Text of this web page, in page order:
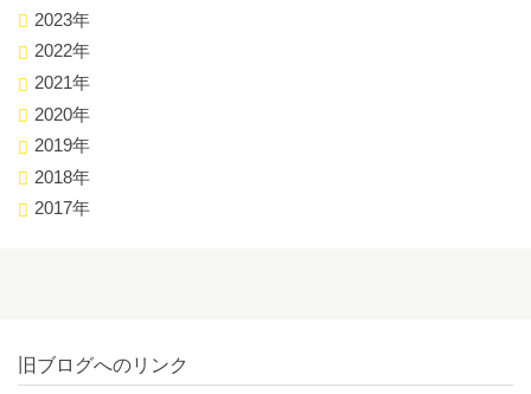
2023年
2022年
2021年
2020年
2019年
2018年
2017年
旧ブログへのリンク